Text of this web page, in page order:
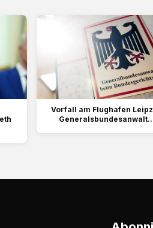
Vorfall am Flughafen